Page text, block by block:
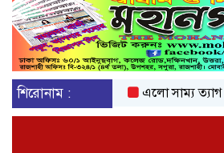
শিরোনাম : এলো সাম্য ত্যাগ ও